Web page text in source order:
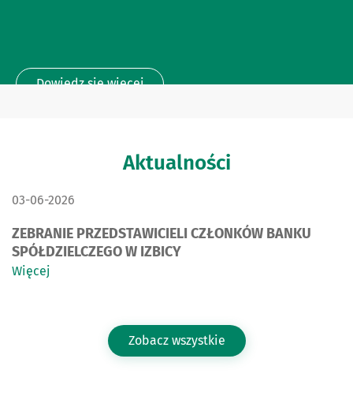
Dowiedz się więcej
Aktualności
DATA PUBLIKACJI:
03-06-2026
ZEBRANIE PRZEDSTAWICIELI CZŁONKÓW BANKU
SPÓŁDZIELCZEGO W IZBICY
Więcej
Zobacz wszystkie